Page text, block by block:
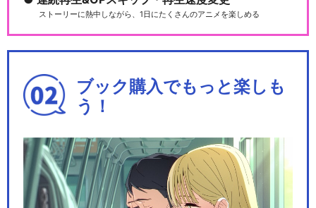
ストーリーに熱中しながら、1日にたくさんのアニメを楽しめる
ブック購入でもっと楽しも
う！